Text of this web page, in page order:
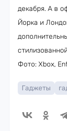
декабря. А в
Йорка и
Фото: Xbox,
Гаджеты